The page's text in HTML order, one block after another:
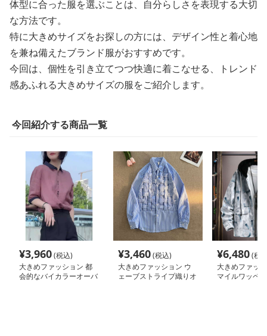
体型に合った服を選ぶことは、自分らしさを表現する大切
な方法です。
特に大きめサイズをお探しの方には、デザイン性と着心地
を兼ね備えたブランド服がおすすめです。
今回は、個性を引き立てつつ快適に着こなせる、トレンド
感あふれる大きめサイズの服をご紹介します。
今回紹介する商品一覧
¥3,960(税込)
大きめファッション 都
会的なバイカラーオーバ
¥3,460(税込)
大きめファッション ウ
ェーブストライプ織りオ
¥6,480(税
大きめファッ
マイルワッペ